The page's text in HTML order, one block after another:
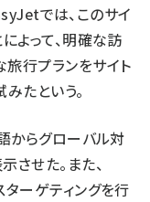
では、このサイ
よって、明確な訪
行プランをサイト
たという。
からグローバル対
せた。また、
ーゲティングを行